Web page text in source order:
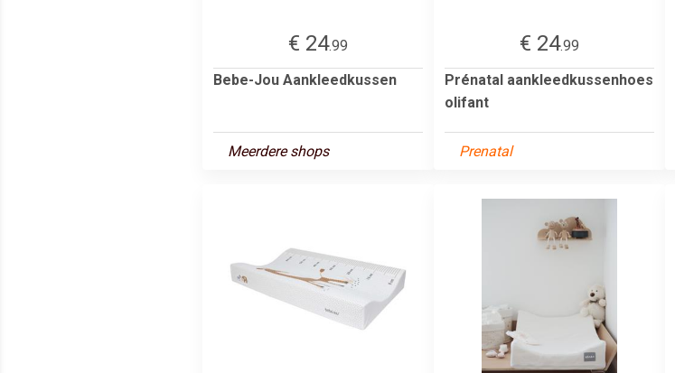
€ 24.99
Bebe-Jou Aankleedkussen
Meerdere shops
€ 24.99
Prénatal aankleedkussenhoes
olifant
Prenatal